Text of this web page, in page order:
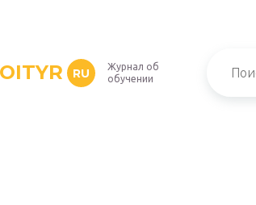
RU
Журнал об
обучении